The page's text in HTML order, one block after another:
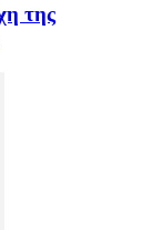
της